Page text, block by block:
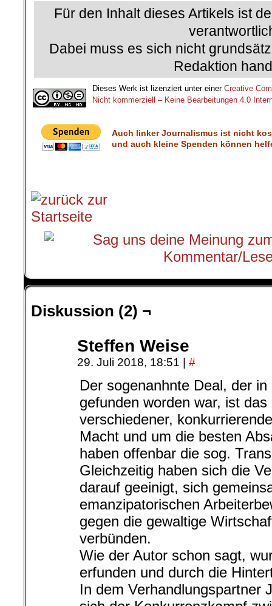
Für den Inhalt dieses Artikels ist
Dabei muss es sich nicht
Redaktion
Dieses Werk ist lizenziert unter einer Creative
Nicht kommerziell – Keine Bearbeitungen 4.0
Auch linker Journalismus ist nicht
und auch kleine Spenden können
Diskussion (2) ¬
Steffen Weise
29. Juli 2018, 18:51 #
Der sogenanhnte Deal, der
gefunden worden war, ist
verschiedener,
Macht und um die besten
haben offenbar die sog.
Gleichzeitig haben sich die
darauf geeinigt, sich
emanzipatorischen
gegen die gewaltige
verbünden.
Wie der Autor schon sagt,
erfunden und durch die
In dem Verhandlungspartner